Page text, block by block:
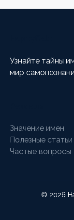
Узнайте тайны
мир
Значение имен
Полезные статьи
Частые вопросы
© 2026